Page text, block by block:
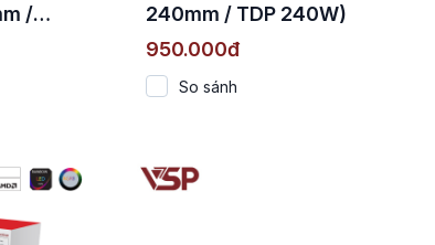
/
240mm / TDP 240W)
950.000đ
So sánh